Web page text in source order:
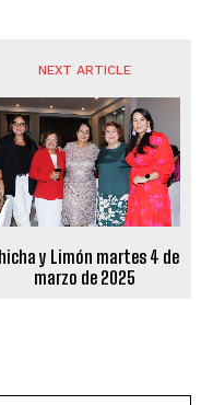
NEXT ARTICLE
y Limón martes 4 de
marzo de 2025